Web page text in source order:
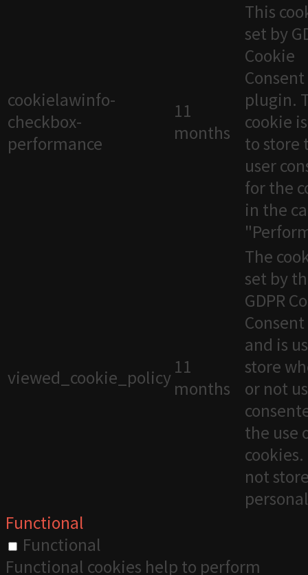
cookielawinfo-
checkbox-
performance
11
months
This
set by
Cookie
Consent
plugin.
cookie
to store
user
for the
in the
viewed_cookie_policy 11
months
The
set by
GDPR
and is
store
or not
the use
not
Functional
Functional
Functional cookies help to perform